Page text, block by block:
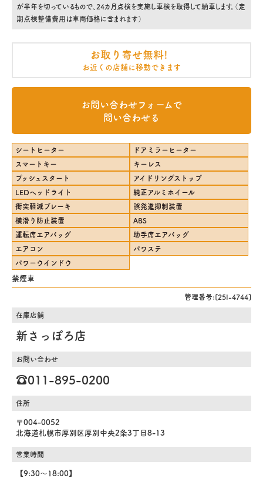
が半年を切っているもので、24カ月点検を実施し車検を取得して納車します。（定
期点検整備費用は車両価格に含まれます）
お取り寄せ無料!
お近くの店舗に移動できます
お問い合わせフォームで
問い合わせる
シートヒーター
ドアミラーヒーター
スマートキー
キーレス
プッシュスタート
アイドリングストップ
LEDヘッドライト
純正アルミホイール
衝突軽減ブレーキ
誤発進抑制装置
横滑り防止装置
ABS
運転席エアバッグ
助手席エアバッグ
エアコン
パワステ
パワーウインドウ
禁煙車
管理番号:[25I-4744]
在庫店舗
新さっぽろ店
お問い合わせ
☎️011-895-0200
住所
〒004-0052
北海道札幌市厚別区厚別中央2条3丁目8-13
営業時間
【9:30～18:00】